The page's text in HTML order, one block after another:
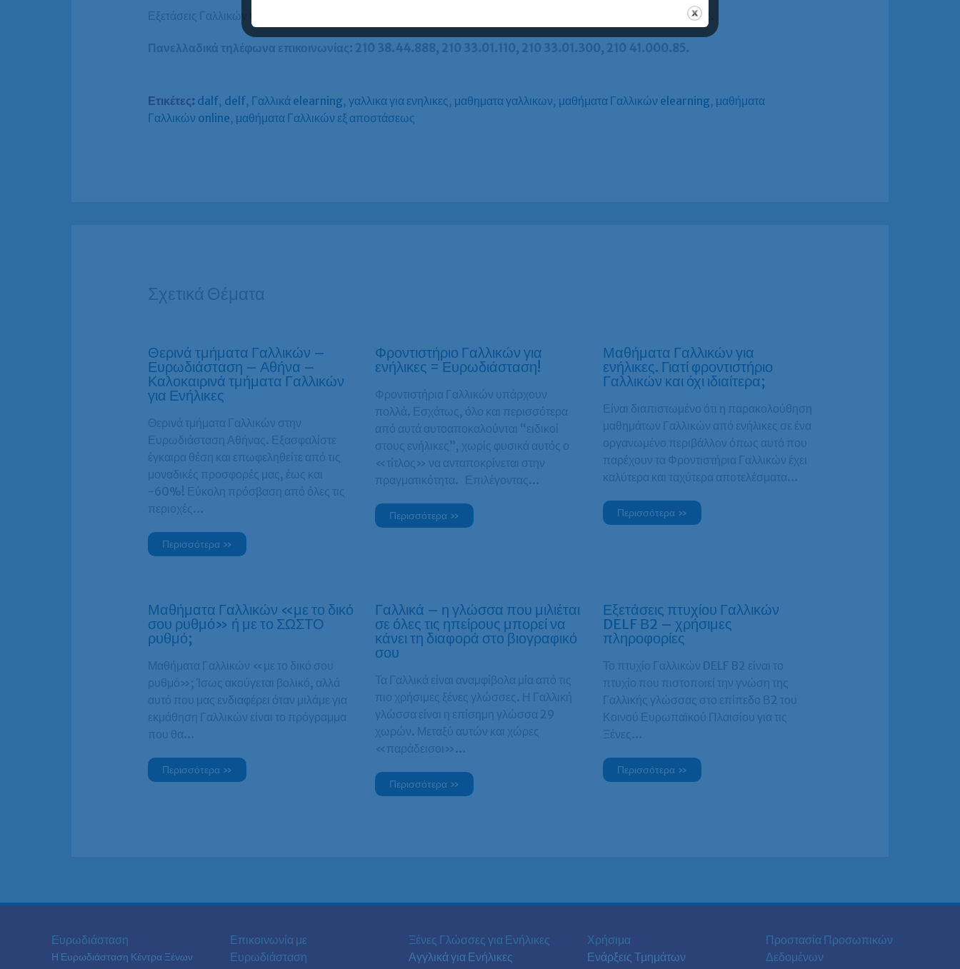
Εξετάσεις Γαλλικών C2 – Αναλυτικές πληροφορίες για τη διαδικασία και περιεχόμενο των εξετάσεων Γαλλικών C2
Πανελλαδικά τηλέφωνα επικοινωνίας: 210 38.44.888, 210 33.01.110, 210 33.01.300, 210 41.000.85.
Ετικέτες: dalf, delf, Γαλλικά elearning, γαλλικα για ενηλικες μαθηματα γαλλικων μαθήματα Γαλλικών elearning, μαθήματα
Γαλλικών online μαθήματα Γαλλικών εξ αποστάσεως
Σχετικά Θέματα
Θερινά τμήματα Γαλλικών –
Ευρωδιάσταση – Αθήνα –
Καλοκαιρινά τμήματα Γαλλικών
για Ενήλικες
Θερινά τμήματα Γαλλικών στην
Ευρωδιάσταση Αθήνας. Εξασφαλίστε
έγκαιρα θέση και επωφεληθείτε από τις
μοναδικές προσφορές μας, έως και
-60%! Εύκολη πρόσβαση από όλες τις
περιοχές…
Περισσότερα »
Φροντιστήριο Γαλλικών για
ενήλικες = Ευρωδιάσταση!
Φροντιστήρια Γαλλικών υπάρχουν
πολλά. Εσχάτως, όλο και περισσότερα
από αυτά αυτοαποκαλούνται “ειδικοί
στους ενήλικες”, χωρίς φυσικά αυτός ο
«τίτλος» να ανταποκρίνεται στην
πραγματικότητα. Επιλέγοντας…
Περισσότερα »
Μαθήματα Γαλλικών για
ενήλικες. Γιατί φροντιστήριο
Γαλλικών και όχι ιδιαίτερα;
Είναι διαπιστωμένο ότι η παρακολούθηση
μαθημάτων Γαλλικών από ενήλικες σε ένα
οργανωμένο περιβάλλον όπως αυτό που
παρέχουν τα Φροντιστήρια Γαλλικών έχει
καλύτερα και ταχύτερα αποτελέσματα…
Περισσότερα »
Μαθήματα Γαλλικών «με το δικό
σου ρυθμό» ή με το ΣΩΣΤΟ
ρυθμό;
Μαθήματα Γαλλικών «με το δικό σου
ρυθμό»; Ίσως ακούγεται βολικό, αλλά
αυτό που μας ενδιαφέρει όταν μιλάμε για
εκμάθηση Γαλλικών είναι το πρόγραμμα
που θα…
Περισσότερα »
Γαλλικά – η γλώσσα που μιλιέται
σε όλες τις ηπείρους μπορεί να
κάνει τη διαφορά στο βιογραφικό
σου
Τα Γαλλικά είναι αναμφίβολα μία από τις
πιο χρήσιμες ξένες γλώσσες. Η Γαλλική
γλώσσα είναι η επίσημη γλώσσα 29
χωρών. Μεταξύ αυτών και χώρες
«παράδεισοι»…
Περισσότερα »
Εξετάσεις πτυχίου Γαλλικών
DELF Β2 – χρήσιμες
πληροφορίες
Το πτυχίο Γαλλικών DELF B2 είναι το
πτυχίο που πιστοποιεί την γνώση της
Γαλλικής γλώσσας στο επίπεδο Β2 του
Κοινού Ευρωπαϊκού Πλαισίου για τις
Ξένες…
Περισσότερα »
Ευρωδιάσταση
Η Ευρωδιάσταση Κέντρα Ξένων
Επικοινωνία με
Ευρωδιάσταση
Ξένες Γλώσσες για Ενήλικες
Αγγλικά για Ενήλικες
Χρήσιμα
Ενάρξεις Τμημάτων
Προστασία Προσωπικών
Δεδομένων